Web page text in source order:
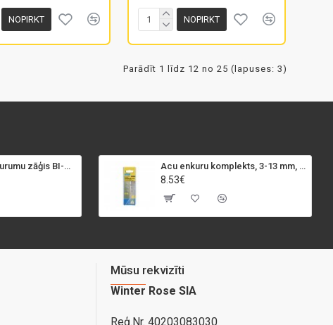
NOPIRKT NOPIRKT
Parādīt 1 līdz 12 no 25 (lapuses: 3)
SPECIALIST+ caurumu zāģis BI-METAL, 98 mm Acu enkuru komplekts, 3-13 mm, Rapid, 12 gab.
8.53€
Mūsu rekvizīti
Winter Rose SIA
Reģ.Nr. 40203083030